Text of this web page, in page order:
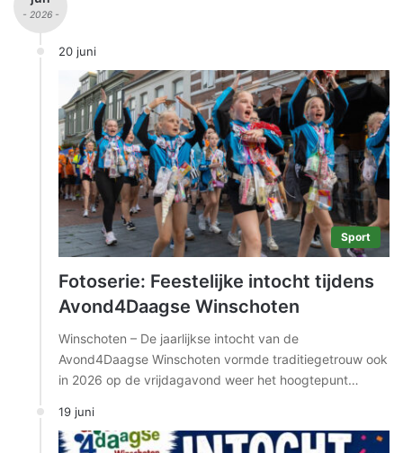
r
:
- 2026 -
20 juni
Sport
Fotoserie: Feestelijke intocht tijdens
Avond4Daagse Winschoten
Winschoten – De jaarlijkse intocht van de
Avond4Daagse Winschoten vormde traditiegetrouw ook
in 2026 op de vrijdagavond weer het hoogtepunt…
19 juni